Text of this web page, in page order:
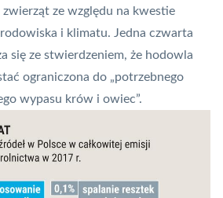
ze względu na kwestie
i klimatu. Jedna czwarta
się ze stwierdzeniem, że hodowla
ograniczona do „potrzebnego
wypasu krów i owiec”.